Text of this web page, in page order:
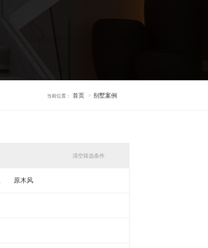
当前位置： 首页 别墅案例
清空筛选条件
原木风